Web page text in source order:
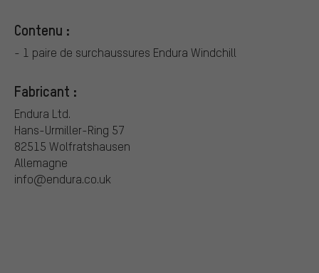
Contenu :
- 1 paire de surchaussures Endura Windchill
Fabricant :
Endura Ltd.
Hans-Urmiller-Ring 57
82515 Wolfratshausen
Allemagne
info@endura.co.uk